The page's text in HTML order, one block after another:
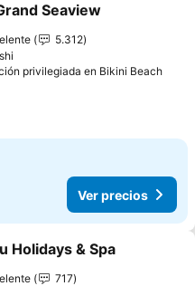
a favoritos
Seaview
5.312
privilegiada en Bikini Beach
Ver precios
a favoritos
Holidays & Spa
717